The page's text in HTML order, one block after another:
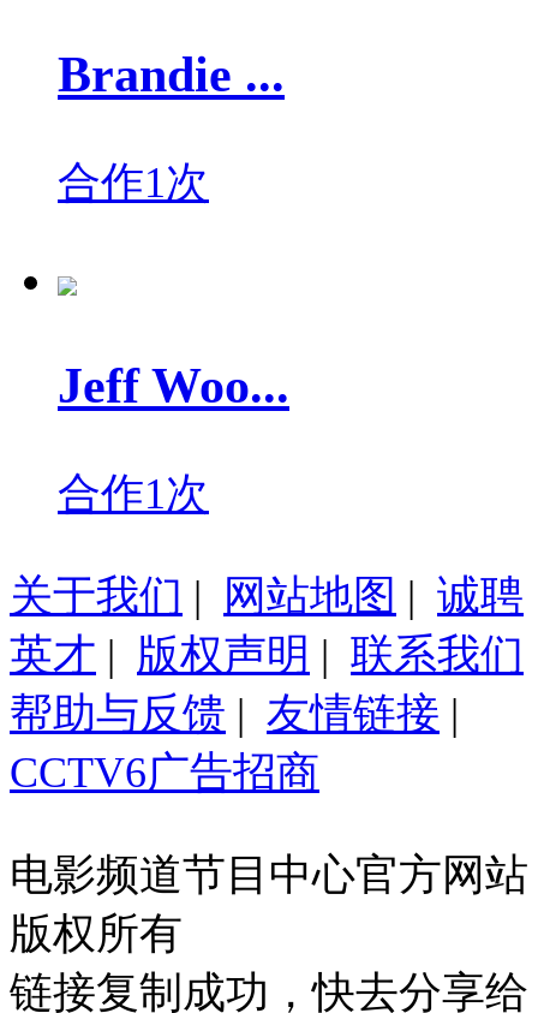
Brandie ...
合作1次
Jeff Woo...
合作1次
关于我们 | 网站地图 | 诚聘
英才 | 版权声明 | 联系我们
帮助与反馈 | 友情链接 |
CCTV6广告招商
电影频道节目中心官方网站
版权所有
链接复制成功，快去分享给